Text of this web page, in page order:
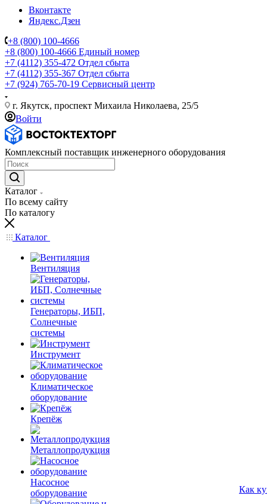
Вконтакте
Яндекс.Дзен
+8 (800) 100-4666
+8 (800) 100-4666 Единый номер
+7 (4112) 355-472 Отдел сбыта
+7 (4112) 355-367 Отдел сбыта
+7 (924) 765-70-19 Сервисный центр
г. Якутск, проспект Михаила Николаева, 25/5
Войти
Комплексный поставщик инженерного оборудования
Каталог
По всему сайту
По каталогу
Каталог
Вентиляция
Генераторы, ИБП,
Солнечные
системы
Инструмент
Климатическое
оборудование
Крепёж
Металлопродукция
Насосное
оборудование
Как